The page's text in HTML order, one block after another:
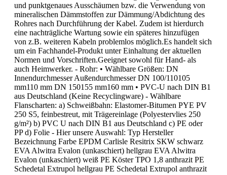
und punkt­genaues Ausschäumen bzw. die Verwendung von
mineralischen Dämmstoffen zur Dämmung/Abdichtung des
Rohres nach Durchführung der Kabel. Zudem ist hierdurch
eine nachträgliche Wartung sowie ein späteres hinzufügen
von z.B. weiteren Kabeln problemlos möglich.Es handelt sich
um ein Fachhandel-Produkt unter Einhaltung der aktuellen
Normen und Vorschriften.Geeignet sowohl für Hand- als
auch Heimwerker. - Rohr: • Wählbare Größen: DN
Innendurchmesser Außendurchmesser DN 100/110105
mm110 mm DN 150155 mm160 mm • PVC-U nach DIN B1
aus Deutschland (Keine Recyclingware) - Wählbare
Flanscharten: a) Schweißbahn: Elastomer-Bitumen PYE PV
250 S5, feinbestreut, mit Trägereinlage (Polyestervlies 250
g/m²) b) PVC U nach DIN B1 aus Deutschland c) PE oder
PP d) Folie - Hier unsere Auswahl: Typ Hersteller
Bezeichnung Farbe EPDM Carlisle Resitrix SKW schwarz
EVA Alwitra Evalon (unkaschiert) hellgrau EVA Alwitra
Evalon (unkaschiert) weiß PE Köster TPO 1,8 anthrazit PE
Schedetal Extrupol hellgrau PE Schedetal Extrupol anthrazit